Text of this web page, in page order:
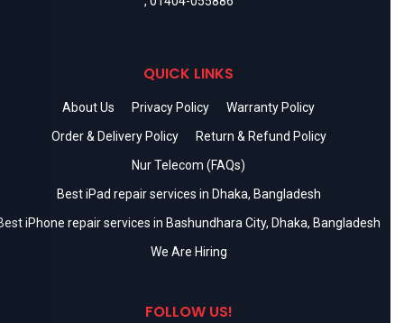
QUICK LINKS
About Us Privacy Policy
Warranty Policy
Order & Delivery Policy
Return & Refund Policy
Nur Telecom (FAQs)
Best iPad repair services in Dhaka, Bangladesh
iPhone repair services in Bashundhara City, Dhaka, Bangladesh
We Are Hiring
FOLLOW US!